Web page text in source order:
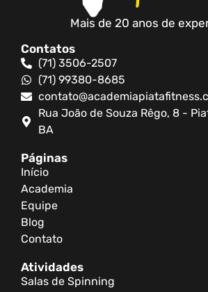
Mais de 20 anos de
Contatos
(71) 3506-2507
(71) 99380-8685
Rua João de Souza Rêgo, 8 -
BA
Páginas
Início
Academia
Equipe
Blog
Contato
Atividades
Salas de Spinning